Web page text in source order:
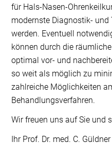
für Hals-Nasen-
modernste Diagnostik-
werden. Eventuell
können durch die
optimal vor- und
so weit als möglich zu
zahlreiche Möglichkeiten
Behandlungsverfahren.
Wir freuen uns auf Sie und
Ihr Prof. Dr. med. C. Güldner